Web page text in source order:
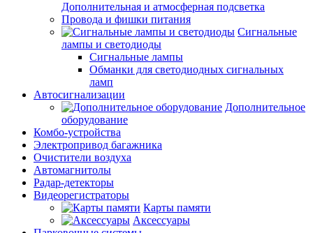
Дополнительная и атмосферная подсветка
Провода и фишки питания
Cигнальные
лампы и светодиоды
Сигнальные лампы
Обманки для светодиодных сигнальных
ламп
Автосигнализации
Дополнительное
оборудование
Комбо-устройства
Электропривод багажника
Очистители воздуха
Автомагнитолы
Радар-детекторы
Видеорегистраторы
Карты памяти
Аксессуары